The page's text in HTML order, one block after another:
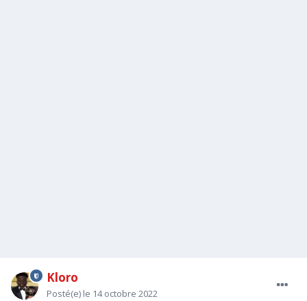
Kloro
Posté(e) le 14 octobre 2022